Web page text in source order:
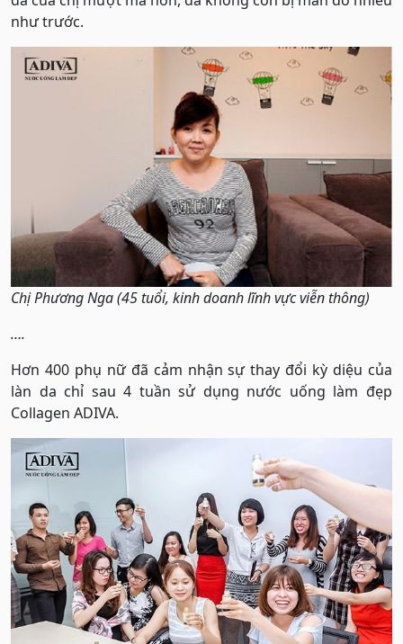
như trước.
Chị Phương Nga (45 tuổi, kinh doanh lĩnh vực viễn thông)
….
Hơn 400 phụ nữ đã cảm nhận sự thay đổi kỳ diệu của
làn da chỉ sau 4 tuần sử dụng nước uống làm đẹp
Collagen ADIVA.